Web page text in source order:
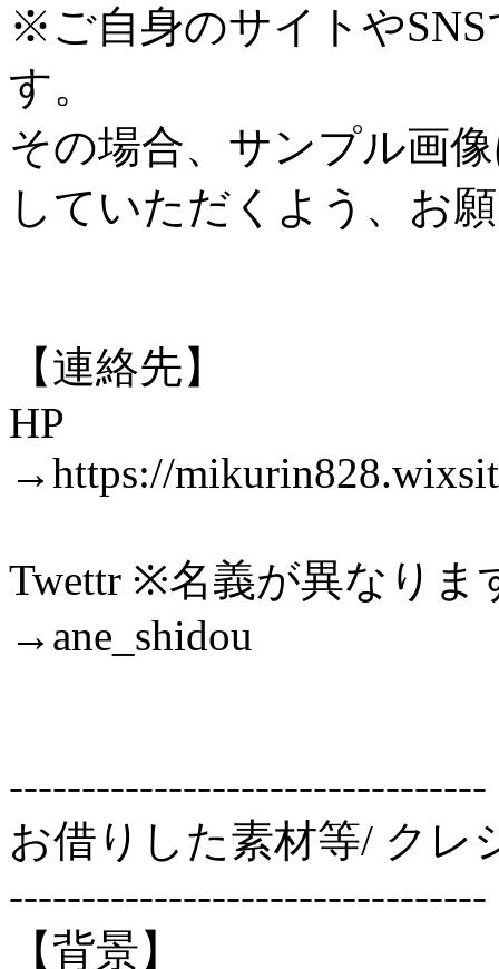
※ご自身のサイトや
す。
その場合、サンプル画
していただくよう、お
【連絡先】
HP
→https://
Twettr ※名義が異なりま
→ane_shidou
---------------------------------
お借りした素材等/ クレ
---------------------------------
【背景】